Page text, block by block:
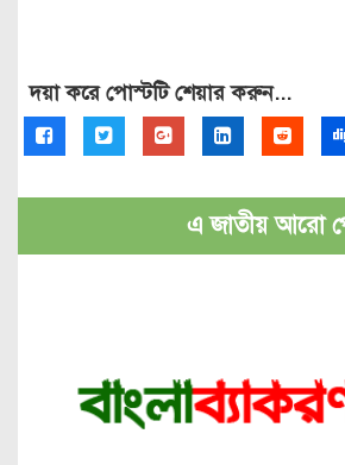
দয়া করে পোস্টটি শেয়ার করুন...
এ জাতীয় আরো